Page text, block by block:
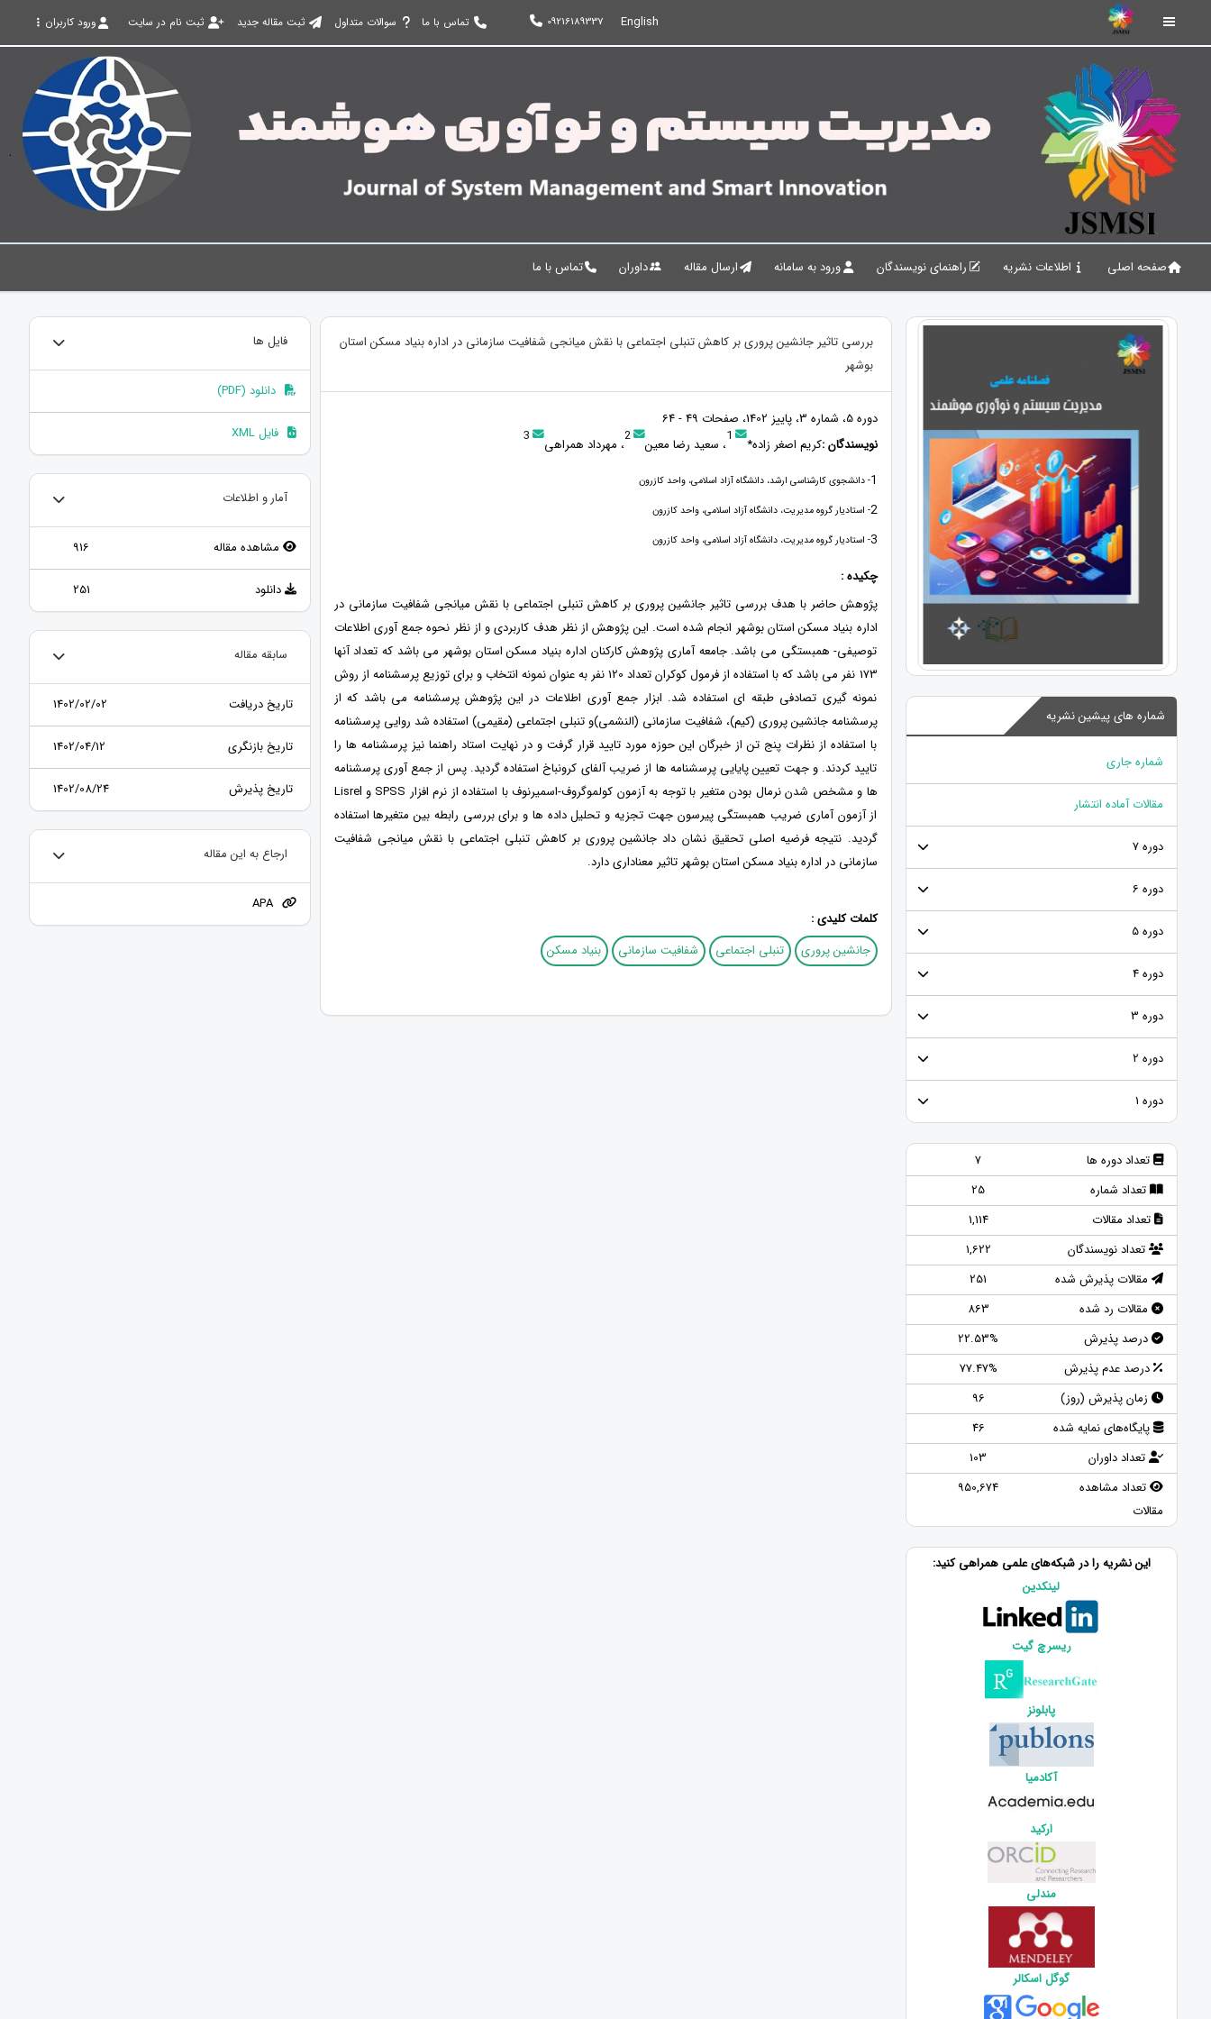
English
09216189337 تماس با ما سوالات متداول ثبت مقاله جدید ثبت نام در سایت ورود کاربران
صفحه اصلی اطلاعات نشریه راهنمای نویسندگان ورود به سامانه ارسال مقاله داوران تماس با ما
شماره های پیشین نشریه
شماره جاری
مقالات آماده انتشار
دوره 7
دوره 6
دوره 5
دوره 4
دوره 3
دوره 2
دوره 1
تعداد دوره ها
7
تعداد شماره
25
تعداد مقالات
1,114
تعداد نویسندگان
1,622
مقالات پذیرش شده
251
مقالات رد شده
863
درصد پذیرش
22.53%
درصد عدم پذیرش
77.47%
زمان پذیرش (روز)
96
پایگاه‌های نمایه شده
46
تعداد داوران
103
تعداد مشاهده
مقالات
950,674
این نشریه را در شبکه‌های علمی همراهی کنید:
لینکدین
ریسرچ گیت
پابلونز
آکادمیا
ارکید
مندلی
گوگل اسکالر
بررسی تاثیر جانشین پروری بر کاهش تنبلی اجتماعی با نقش میانجی شفافیت سازمانی در اداره بنیاد مسکن استان
بوشهر
دوره 5، شماره 3، پاییز 1402، صفحات 49 - 64
نویسندگان :کریم اصغر زاده* 1، سعید رضا معین 2، مهرداد همراهی 3
1- دانشجوی کارشناسی ارشد، دانشگاه آزاد اسلامی، واحد کازرون
2- استادیار گروه مدیریت، دانشگاه آزاد اسلامی، واحد کازرون
3- استادیار گروه مدیریت، دانشگاه آزاد اسلامی، واحد کازرون
چکیده :
پژوهش حاضر با هدف بررسی تاثیر جانشین پروری بر کاهش تنبلی اجتماعی با نقش میانجی شفافیت سازمانی در
اداره بنیاد مسکن استان بوشهر انجام شده است. این پژوهش از نظر هدف کاربردی و از نظر نحوه جمع آوری اطلاعات
توصیفی- همبستگی می باشد. جامعه آماری پژوهش کارکنان اداره بنیاد مسکن استان بوشهر می باشد که تعداد آنها
173 نفر می باشد که با استفاده از فرمول کوکران تعداد 120 نفر به عنوان نمونه انتخاب و برای توزیع پرسشنامه از روش
نمونه گیری تصادفی طبقه ای استفاده شد. ابزار جمع آوری اطلاعات در این پژوهش پرسشنامه می باشد که از
پرسشنامه جانشین پروری (کیم)، شفافیت سازمانی (النشمی)و تنبلی اجتماعی (مقیمی) استفاده شد روایی پرسشنامه
با استفاده از نظرات پنج تن از خبرگان این حوزه مورد تایید قرار گرفت و در نهایت استاد راهنما نیز پرسشنامه ها را
تایید کردند. و جهت تعیین پایایی پرسشنامه ها از ضریب آلفای کرونباخ استفاده گردید. پس از جمع آوری پرسشنامه
ها و مشخص شدن نرمال بودن متغیر با توجه به آزمون کولموگروف-اسمیرنوف با استفاده از نرم افزار SPSS و Lisrel
از آزمون آماری ضریب همبستگی پیرسون جهت تجزیه و تحلیل داده ها و برای بررسی رابطه بین متغیرها استفاده
گردید. نتیجه فرضیه اصلی تحقیق نشان داد جانشین پروری بر کاهش تنبلی اجتماعی با نقش میانجی شفافیت
سازمانی در اداره بنیاد مسکن استان بوشهر تاثیر معناداری دارد.
کلمات کلیدی :
جانشین پروری
تنبلی اجتماعی شفافیت سازمانی بنیاد مسکن
فایل ها
دانلود (PDF)
فایل XML
آمار و اطلاعات
مشاهده مقاله 916
دانلود 251
سابقه مقاله
تاریخ دریافت 1402/02/02
تاریخ بازنگری 1402/04/12
تاریخ پذیرش 1402/08/24
ارجاع به این مقاله
APA